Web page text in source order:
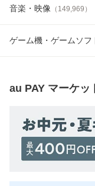
音楽・映像 （ 149,969 ）
ゲーム機・ゲームソフ
au PAY マーケッ